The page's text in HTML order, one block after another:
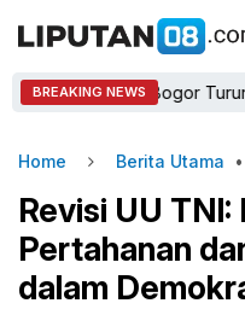
BREAKING NEWS
Bogor Turunkan
Home Berita Utama •
Revisi UU
Pertahanan
dalam